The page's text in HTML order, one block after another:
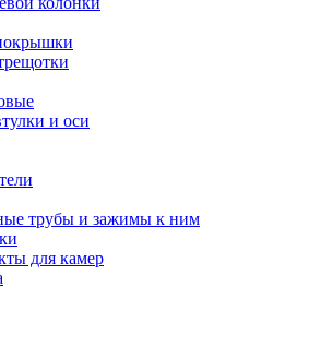
и оси
трубы и зажимы к ним
для камер